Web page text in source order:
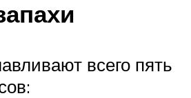
всего пять